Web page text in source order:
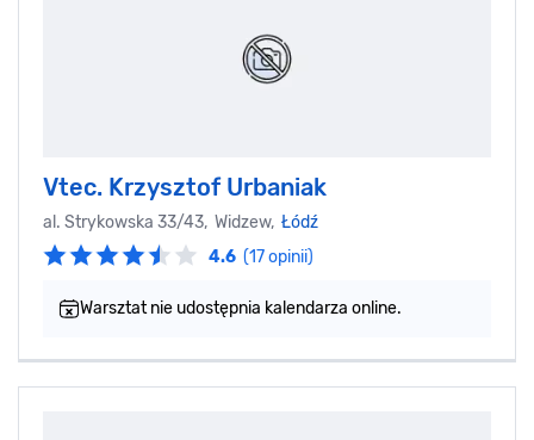
Vtec. Krzysztof Urbaniak
al. Strykowska 33/43, Widzew, Łódź
4.6 (17 opinii)
Warsztat nie udostępnia kalendarza online.